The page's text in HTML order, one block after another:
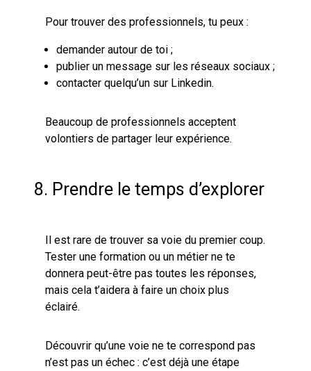
Pour trouver des professionnels, tu peux :
demander autour de toi ;
publier un message sur les réseaux sociaux ;
contacter quelqu’un sur Linkedin.
Beaucoup de professionnels acceptent
volontiers de partager leur expérience.
8. Prendre le temps d’explorer
Il est rare de trouver sa voie du premier coup.
Tester une formation ou un métier ne te
donnera peut-être pas toutes les réponses,
mais cela t’aidera à faire un choix plus
éclairé.
Découvrir qu’une voie ne te correspond pas
n’est pas un échec : c’est déjà une étape